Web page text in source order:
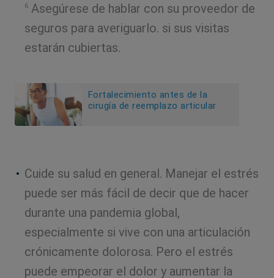
6 Asegúrese de hablar con su proveedor de
seguros para averiguarlo. si sus visitas
estarán cubiertas.
Fortalecimiento antes de la
cirugía de reemplazo articular
Cuide su salud en general. Manejar el estrés
puede ser más fácil de decir que de hacer
durante una pandemia global,
especialmente si vive con una articulación
crónicamente dolorosa. Pero el estrés
puede empeorar el dolor y aumentar la